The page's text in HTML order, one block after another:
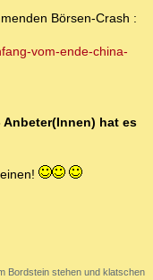
Börsen-Crash :
vom-ende-china-
hat es
Bordstein stehen und klatschen